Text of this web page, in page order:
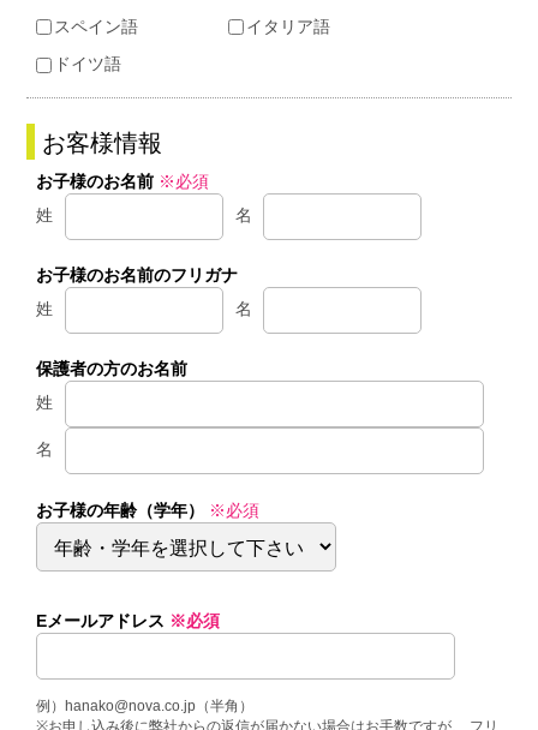
スペイン語
イタリア語
ドイツ語
お客様情報
お子様のお名前 ※必須
姓
名
お子様のお名前のフリガナ
姓
名
保護者の方のお名前
姓
名
お子様の年齢（学年） ※必須
Eメールアドレス ※必須
例）hanako@nova.co.jp（半角）
※お申し込み後に弊社からの返信が届かない場合はお手数ですが、 フリ